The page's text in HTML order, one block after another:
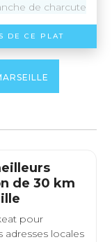
de charcuterie
DE CE PLAT
de 30 km
pour
locales